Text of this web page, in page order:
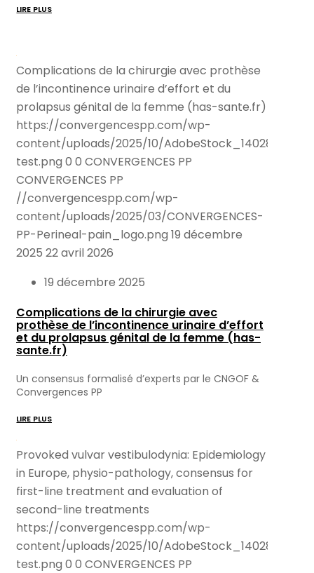
LIRE PLUS
Complications de la chirurgie avec prothèse
de l’incontinence urinaire d’effort et du
prolapsus génital de la femme (has-sante.fr)
https://convergencespp.com/wp-
content/uploads/2025/10/AdobeStock_140286989-
test.png 0 0 CONVERGENCES PP
CONVERGENCES PP
//convergencespp.com/wp-
content/uploads/2025/03/CONVERGENCES-
PP-Perineal-pain_logo.png 19 décembre
2025 22 avril 2026
19 décembre 2025
Complications de la chirurgie avec
prothèse de l’incontinence urinaire d’effort
et du prolapsus génital de la femme (has-
sante.fr)
Un consensus formalisé d’experts par le CNGOF &
Convergences PP
LIRE PLUS
Provoked vulvar vestibulodynia: Epidemiology
in Europe, physio-pathology, consensus for
first-line treatment and evaluation of
second-line treatments
https://convergencespp.com/wp-
content/uploads/2025/10/AdobeStock_140286989-
test.png 0 0 CONVERGENCES PP